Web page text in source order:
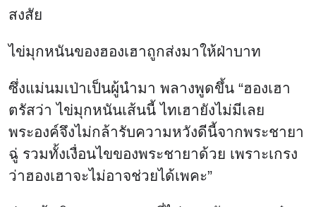
สงสัย
ไข่มุกหนันของฮองเฮาถูกส่งมาให้ฝ่าบาท
ซึ่งแม่นมเป่าเป็นผู้นำมา พลางพูดขึ้น “ฮองเฮา
ตรัสว่า ไข่มุกหนันเส้นนี้ ไทเฮายังไม่มีเลย
พระองค์จึงไม่กล้ารับความหวังดีนี้จากพระชายา
ฉู่ รวมทั้งเงื่อนไขของพระชายาด้วย เพราะเกรง
ว่าฮองเฮาจะไม่อาจช่วยได้เพคะ”